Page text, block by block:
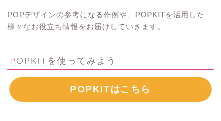
POPデザインの参考になる作例や、POPKITを活用した
様々なお役立ち情報をお届けしていきます。
POPKITを使ってみよう
POPKITはこちら